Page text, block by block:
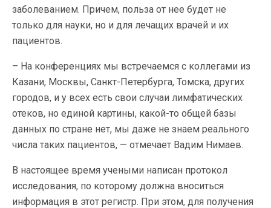
заболеванием. Причем, польза от нее будет не
только для науки, но и для лечащих врачей и их
пациентов.
– На конференциях мы встречаемся с коллегами из
Казани, Москвы, Санкт-Петербурга, Томска, других
городов, и у всех есть свои случаи лимфатических
отеков, но единой картины, какой-то общей базы
данных по стране нет, мы даже не знаем реального
числа таких пациентов, — отмечает Вадим Нимаев.
В настоящее время учеными написан протокол
исследования, по которому должна вноситься
информация в этот регистр. При этом, для получения